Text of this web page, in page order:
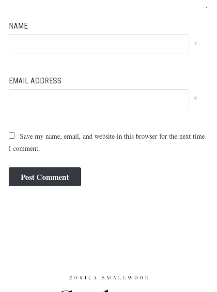
NAME
*
EMAIL ADDRESS
*
Save my name, email, and website in this browser for the next time
I comment.